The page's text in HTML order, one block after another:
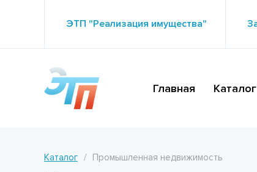
ЭТП "Реализация имущества"
Главная Каталог
Каталог Промышленная недвижимость